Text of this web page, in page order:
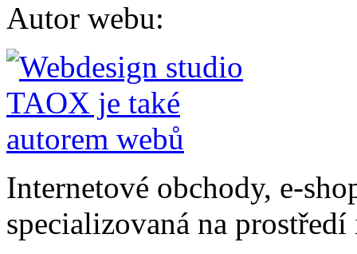
Autor webu:
Internetové obchody, e-
specializovaná na